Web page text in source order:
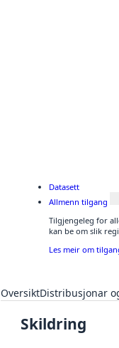
Datasett
Allmenn tilgang
Tilgjengeleg for
kan be om slik
Les meir om
OversiktDistribusjonar
Skildring